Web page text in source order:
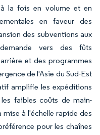
la fois en volume et en
en faveur des
des subventions aux
vers des fûts
et des programmes
de l'Asie du Sud-Est
amplifie les expéditions
faibles coûts de main-
à l'échelle rapide des
pour les chaînes